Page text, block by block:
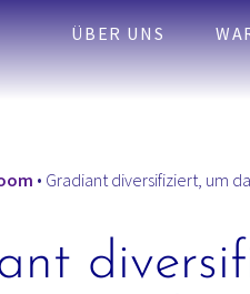
ÜBER UNS
• Gradiant diversifiziert, um